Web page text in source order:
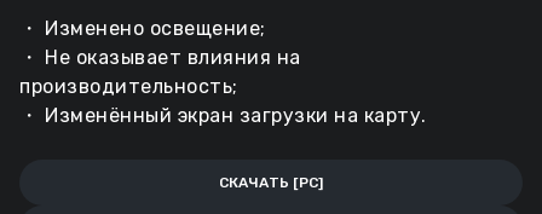
・ Изменено освещение;
・ Не оказывает влияния на
производительность;
・ Изменённый экран загрузки на карту.
СКАЧАТЬ [PC]